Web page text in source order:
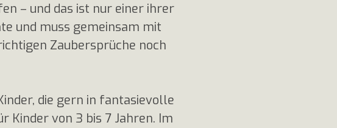
– und das ist nur einer ihrer
und muss gemeinsam mit
Zaubersprüche noch
die gern in fantasievolle
Kinder von 3 bis 7 Jahren. Im